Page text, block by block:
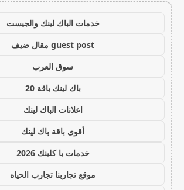
خدمات الباك لينك والجيست
guest post مقال ضيف
سوق العرب
باك لينك باقة 20
اعلانات الباك لينك
أقوى باقة باك لينك
خدمات با كلينك 2026
موقع تجاربنا تجارب الحياه